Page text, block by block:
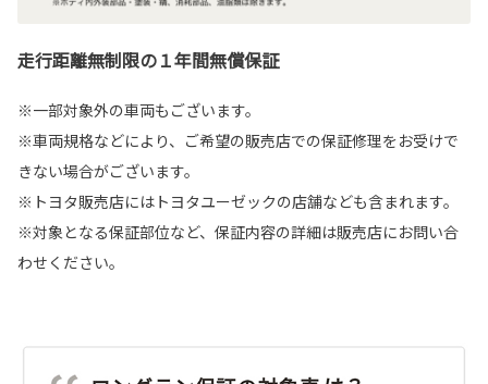
走行距離無制限の１年間無償保証
※一部対象外の車両もございます。
※車両規格などにより、ご希望の販売店での保証修理をお受けで
きない場合がございます。
※トヨタ販売店にはトヨタユーゼックの店舗なども含まれます。
※対象となる保証部位など、保証内容の詳細は販売店にお問い合
わせください。